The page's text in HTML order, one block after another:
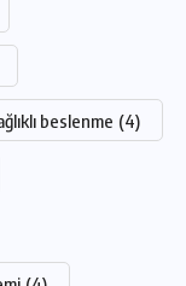
beslenme (4)